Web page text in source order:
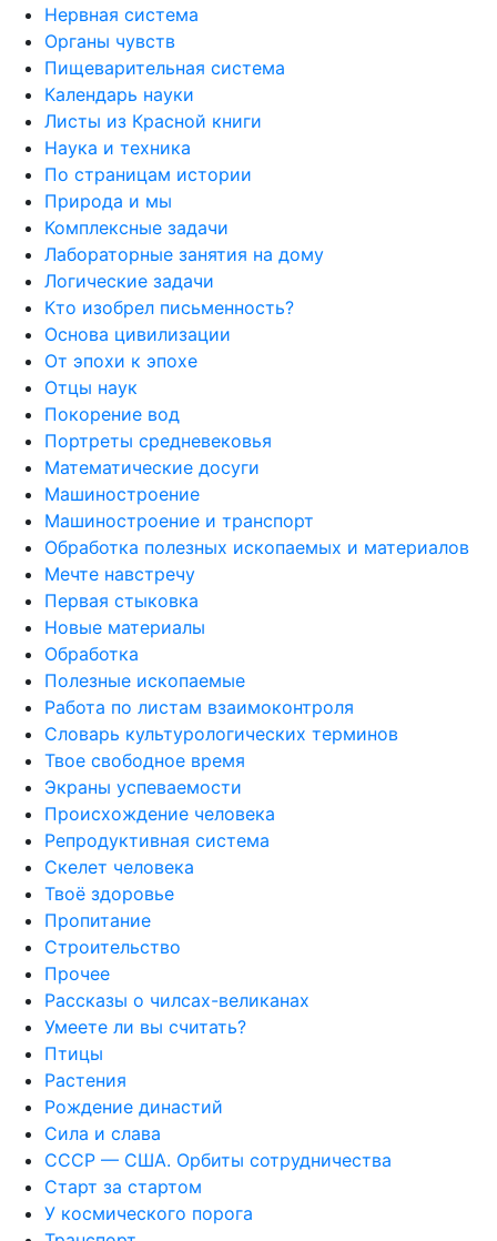
Нервная система
Органы чувств
Пищеварительная система
Календарь науки
Листы из Красной книги
Наука и техника
По страницам истории
Природа и мы
Комплексные задачи
Лабораторные занятия на дому
Логические задачи
Кто изобрел письменность?
Основа цивилизации
От эпохи к эпохе
Отцы наук
Покорение вод
Портреты средневековья
Математические досуги
Машиностроение
Машиностроение и транспорт
Обработка полезных ископаемых и материалов
Мечте навстречу
Первая стыковка
Новые материалы
Обработка
Полезные ископаемые
Работа по листам взаимоконтроля
Словарь культурологических терминов
Твое свободное время
Экраны успеваемости
Происхождение человека
Репродуктивная система
Скелет человека
Твоё здоровье
Пропитание
Строительство
Прочее
Рассказы о чилсах-великанах
Умеете ли вы считать?
Птицы
Растения
Рождение династий
Сила и слава
СССР — США. Орбиты сотрудничества
Старт за стартом
У космического порога